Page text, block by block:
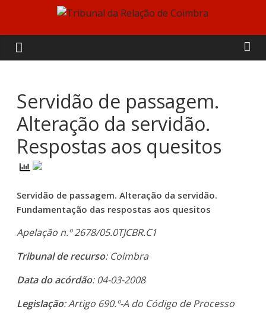
content
Tribunal
da
Relação
de
Coimbra
Servidão de passagem.
Alteração da servidão.
Respostas aos quesitos
Servidão de passagem. Alteração da servidão.
Fundamentação das respostas aos quesitos
Apelação n.º 2678/05.0TJCBR.C1
Tribunal de recurso: Coimbra
Data do acórdão: 04-03-2008
Legislação: Artigo 690.º-A do Código de Processo